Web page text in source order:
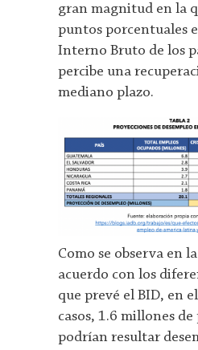
gran magnitud en la
puntos porcentuales
Interno Bruto de los
percibe una
mediano plazo.
Como se observa en
acuerdo con los
que prevé el BID, en
casos, 1.6 millones de
podrían resultar